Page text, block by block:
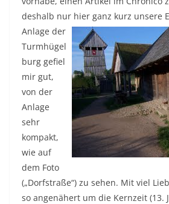
deshalb nur hier ganz kurz unsere
Anlage der
Turmhügel
burg gefiel
mir gut,
von der
Anlage
sehr
kompakt,
wie auf
dem Foto
(„Dorfstraße“) zu sehen. Mit viel
so angenähert um die Kernzeit (13.